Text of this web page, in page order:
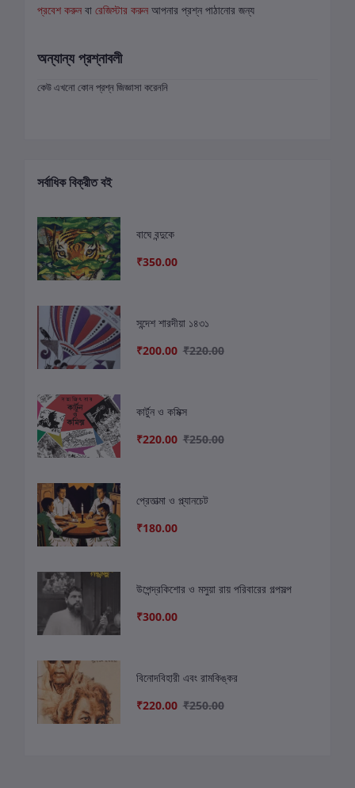
প্রবেশ করুন বা রেজিস্টার করুন আপনার প্রশ্ন পাঠানোর জন্য
অন্যান্য প্রশ্নাবলী
কেউ এখনো কোন প্রশ্ন জিজ্ঞাসা করেননি
সর্বাধিক বিক্রীত বই
বাঘে বন্দুকে
₹350.00
সন্দেশ শারদীয়া ১৪৩১
₹200.00 ₹220.00
কার্টুন ও কমিক্স
₹220.00 ₹250.00
প্রেতাত্মা ও প্ল্যানচেট
₹180.00
উপেন্দ্রকিশোর ও মসুয়া রায় পরিবারের গল্পসল্প
₹300.00
বিনোদবিহারী এবং রামকিঙ্কর
₹220.00 ₹250.00